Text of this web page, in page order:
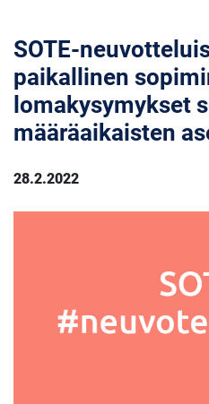
SOTE-
paikallinen
lomakysymykset
määräaikaisten
28.2.2022